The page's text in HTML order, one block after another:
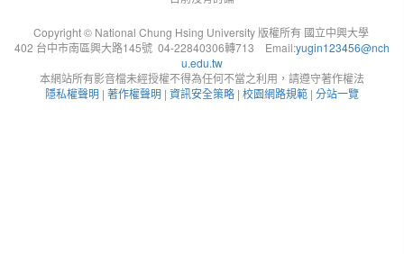
Copyright © National Chung Hsing University 版權所有 國立中興大學
402 台中市南區興大路145號 04-22840306轉713 Email:yugin123456@nch
u.edu.tw
本網站所有影音檔未經授權不得為任何不當之利用，請遵守著作權法
隱私權聲明 | 著作權聲明 | 資訊安全策略 | 校園網路規範 | 分站一覽